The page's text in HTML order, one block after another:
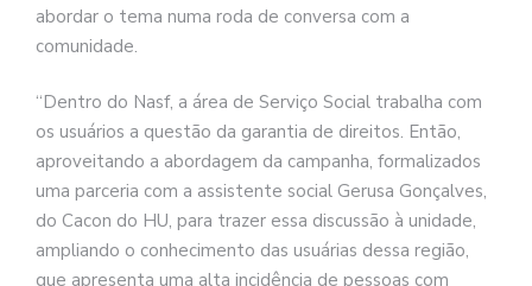
abordar o tema numa roda de conversa com a
comunidade.
“Dentro do Nasf, a área de Serviço Social trabalha com
os usuários a questão da garantia de direitos. Então,
aproveitando a abordagem da campanha, formalizados
uma parceria com a assistente social Gerusa Gonçalves,
do Cacon do HU, para trazer essa discussão à unidade,
ampliando o conhecimento das usuárias dessa região,
que apresenta uma alta incidência de pessoas com